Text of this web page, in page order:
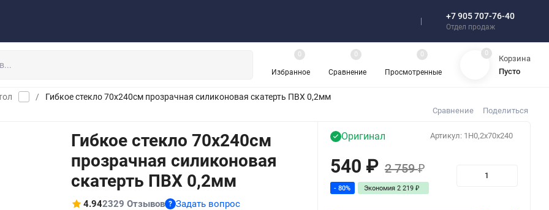
+7 905 707-76-40
Отдел продаж
Избранное
0
Сравнение
0
Просмотренные
0 0
Корзина
Пусто
/ Гибкое стекло 70x240см прозрачная силиконовая скатерть ПВХ 0,2мм
Сравнение Поделиться
Гибкое стекло 70x240см
прозрачная силиконовая
скатерть ПВХ 0,2мм
4.942329 Отзывов ? Задать вопрос
Артикул: 1H0,2x70x240
Оригинал
540 ₽ 2 759₽
- 80% Экономия 2 219 ₽